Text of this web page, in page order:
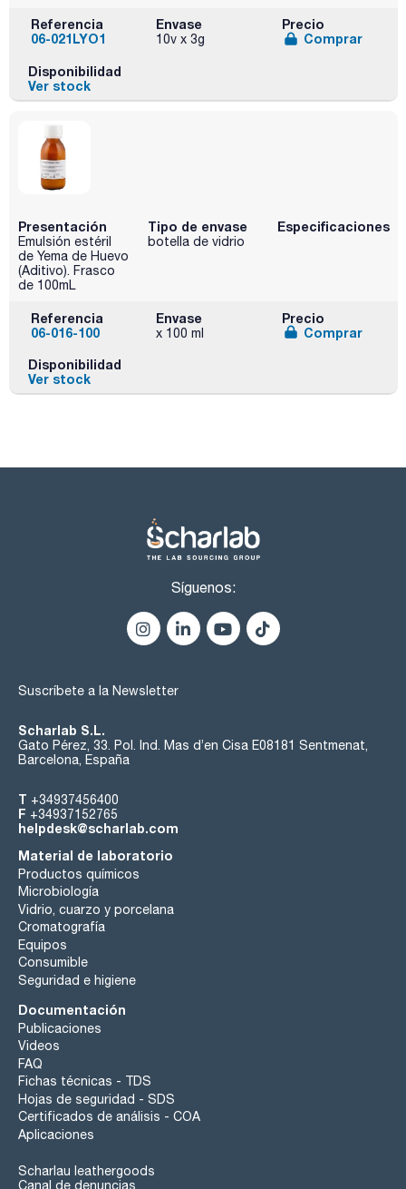
Referencia
06-021LYO1
Envase
10v x 3g
Precio
Comprar
Disponibilidad
Ver stock
Presentación
Emulsión estéril
de Yema de Huevo
(Aditivo). Frasco
de 100mL
Tipo de envase
botella de vidrio
Especificaciones
Referencia
06-016-100
Envase
x 100 ml
Precio
Comprar
Disponibilidad
Ver stock
Síguenos:
Suscríbete a la Newsletter
Scharlab S.L.
Gato Pérez, 33. Pol. Ind. Mas d’en Cisa E08181 Sentmenat,
Barcelona, España
T +34937456400
F +34937152765
helpdesk@scharlab.com
Material de laboratorio
Productos químicos
Microbiología
Vidrio, cuarzo y porcelana
Cromatografía
Equipos
Consumible
Seguridad e higiene
Documentación
Publicaciones
Videos
FAQ
Fichas técnicas - TDS
Hojas de seguridad - SDS
Certificados de análisis - COA
Aplicaciones
Scharlau leathergoods
Canal de denuncias